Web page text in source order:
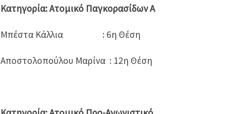
Κατηγορία: Ατομικό Παγκορασίδων Α
Μπέστα Κάλλια : 6η Θέση
Αποστολοπούλου Μαρίνα : 12η Θέση